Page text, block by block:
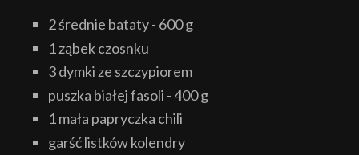
2 średnie bataty - 600 g
1 ząbek czosnku
3 dymki ze szczypiorem
puszka białej fasoli - 400 g
1 mała papryczka chili
garść listków kolendry